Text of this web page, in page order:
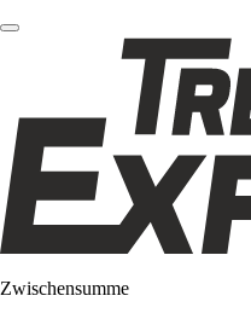
Zwischensumme